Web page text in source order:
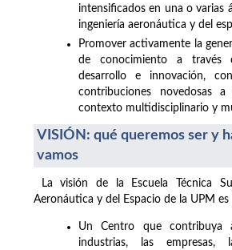
intensificados en una o varias
ingeniería aeronáutica y del
Promover activamente la
de conocimiento a través
desarrollo e innovación,
contribuciones novedosas
contexto multidisciplinario y
VISIÓN: qué queremos ser y
vamos
La visión de la Escuela Técnica
Aeronáutica y del Espacio de la UPM es
Un Centro que contribuya
industrias, las empresas,